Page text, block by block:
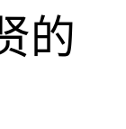
的